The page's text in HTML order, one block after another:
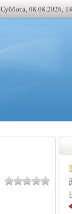
Суббота, 08.08.2026,